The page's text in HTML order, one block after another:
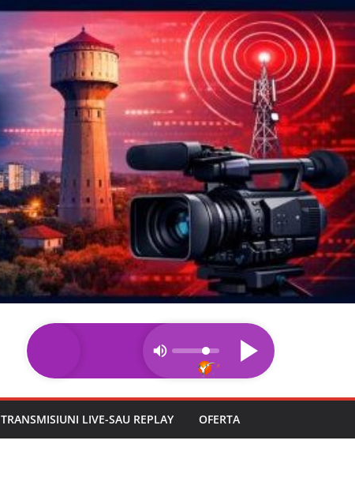
TRANSMISIUNI LIVE-SAU REPLAY OFERTA